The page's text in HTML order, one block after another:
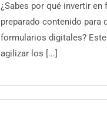
¿Sabes por qué invertir
preparado contenido para
formularios digitales?
agilizar los [...]